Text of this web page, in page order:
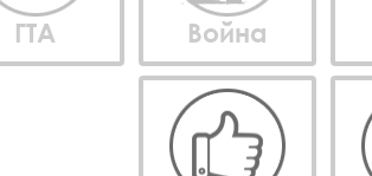
ГТА Война